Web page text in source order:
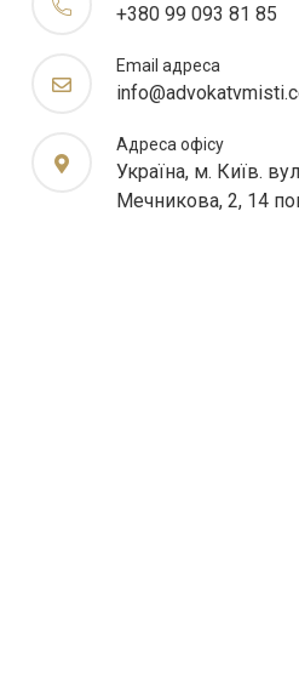
+380 99 093 81 85
Email адреса
Адреса офісу
Україна, м. Київ.
Мечникова, 2, 14